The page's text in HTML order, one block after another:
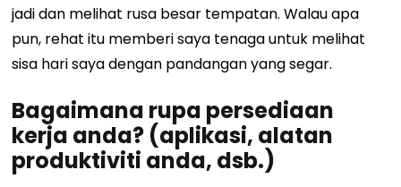
jadi dan melihat rusa besar tempatan. Walau apa
pun, rehat itu memberi saya tenaga untuk melihat
sisa hari saya dengan pandangan yang segar.
Bagaimana rupa persediaan
kerja anda? (aplikasi, alatan
produktiviti anda, dsb.)